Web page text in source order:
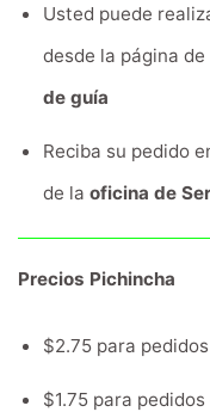
Usted puede
desde la página
de guía
Reciba su pedido
de la oficina de
Precios Pichincha
$2.75 para
$1.75 para